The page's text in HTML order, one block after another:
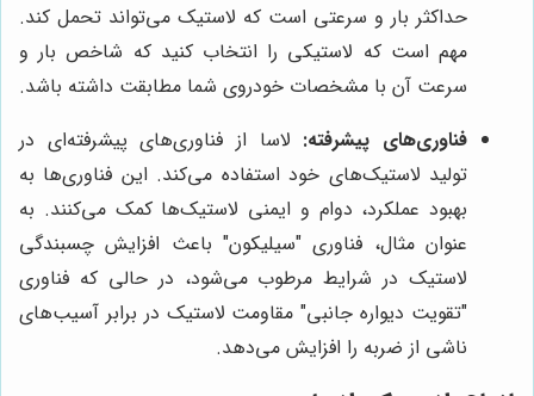
حداکثر بار و سرعتی است که لاستیک می‌تواند تحمل کند.
مهم است که لاستیکی را انتخاب کنید که شاخص بار و
سرعت آن با مشخصات خودروی شما مطابقت داشته باشد.
فناوری‌های پیشرفته: لاسا از فناوری‌های پیشرفته‌ای در
تولید لاستیک‌های خود استفاده می‌کند. این فناوری‌ها به
بهبود عملکرد، دوام و ایمنی لاستیک‌ها کمک می‌کنند. به
عنوان مثال، فناوری "سیلیکون" باعث افزایش چسبندگی
لاستیک در شرایط مرطوب می‌شود، در حالی که فناوری
"تقویت دیواره جانبی" مقاومت لاستیک در برابر آسیب‌های
ناشی از ضربه را افزایش می‌دهد.